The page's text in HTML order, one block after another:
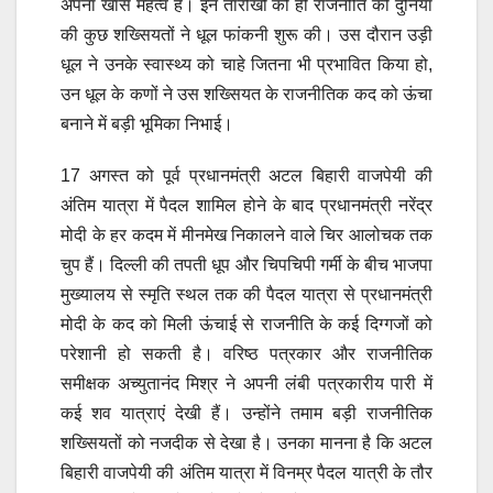
अपना खास महत्व है। इन तारीखों को ही राजनीति की दुनिया
की कुछ शख्सियतों ने धूल फांकनी शुरू की। उस दौरान उड़ी
धूल ने उनके स्वास्थ्य को चाहे जितना भी प्रभावित किया हो,
उन धूल के कणों ने उस शख्सियत के राजनीतिक कद को ऊंचा
बनाने में बड़ी भूमिका निभाई।
17 अगस्त को पूर्व प्रधानमंत्री अटल बिहारी वाजपेयी की
अंतिम यात्रा में पैदल शामिल होने के बाद प्रधानमंत्री नरेंद्र
मोदी के हर कदम में मीनमेख निकालने वाले चिर आलोचक तक
चुप हैं। दिल्ली की तपती धूप और चिपचिपी गर्मी के बीच भाजपा
मुख्यालय से स्मृति स्थल तक की पैदल यात्रा से प्रधानमंत्री
मोदी के कद को मिली ऊंचाई से राजनीति के कई दिग्गजों को
परेशानी हो सकती है। वरिष्ठ पत्रकार और राजनीतिक
समीक्षक अच्युतानंद मिश्र ने अपनी लंबी पत्रकारीय पारी में
कई शव यात्राएं देखी हैं। उन्होंने तमाम बड़ी राजनीतिक
शख्सियतों को नजदीक से देखा है। उनका मानना है कि अटल
बिहारी वाजपेयी की अंतिम यात्रा में विनम्र पैदल यात्री के तौर